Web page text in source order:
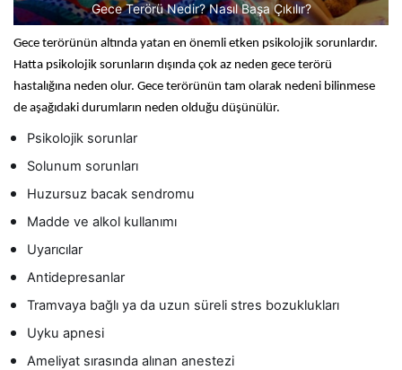
Gece Terörü Nedir? Nasıl Başa Çıkılır?
Gece terörünün altında yatan en önemli etken psikolojik sorunlardır.
Hatta psikolojik sorunların dışında çok az neden gece terörü
hastalığına neden olur. Gece terörünün tam olarak nedeni bilinmese
de aşağıdaki durumların neden olduğu düşünülür.
Psikolojik sorunlar
Solunum sorunları
Huzursuz bacak sendromu
Madde ve alkol kullanımı
Uyarıcılar
Antidepresanlar
Tramvaya bağlı ya da uzun süreli stres bozuklukları
Uyku apnesi
Ameliyat sırasında alınan anestezi